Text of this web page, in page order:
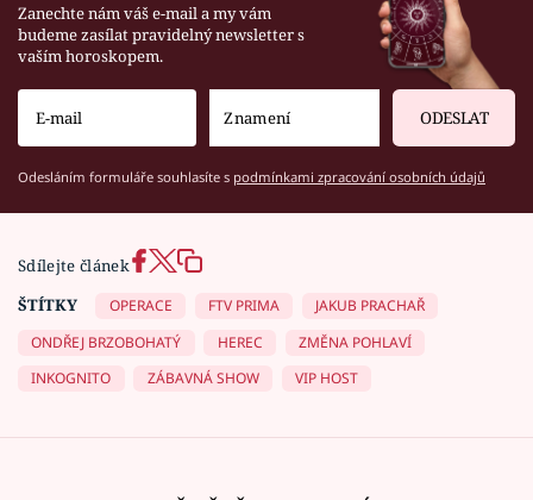
Zanechte nám váš e-mail a my vám
budeme zasílat pravidelný newsletter s
vaším horoskopem.
ODESLAT
Odesláním formuláře souhlasíte s podmínkami zpracování osobních údajů
Sdílejte článek
ŠTÍTKY
OPERACE FTV PRIMA
JAKUB PRACHAŘ
ONDŘEJ BRZOBOHATÝ
HEREC
ZMĚNA POHLAVÍ
INKOGNITO
ZÁBAVNÁ SHOW VIP HOST